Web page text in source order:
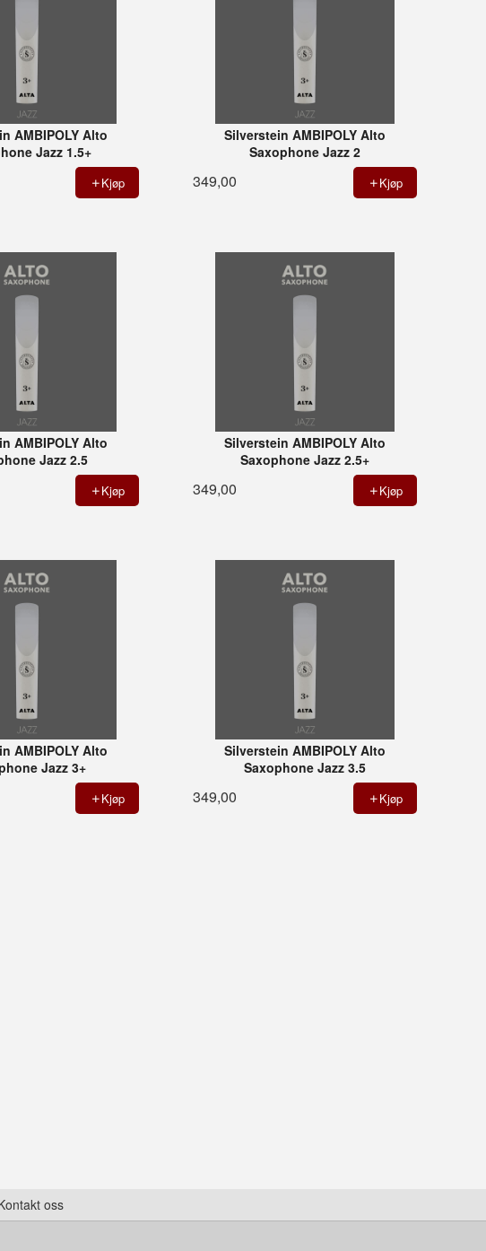
AMBIPOLY Alto
Jazz 1.5+
Kjøp
Silverstein AMBIPOLY Alto
Saxophone Jazz 2
349,00 Kjøp
AMBIPOLY Alto
Jazz 2.5
Kjøp
Silverstein AMBIPOLY Alto
Saxophone Jazz 2.5+
349,00 Kjøp
AMBIPOLY Alto
Jazz 3+
Kjøp
Silverstein AMBIPOLY Alto
Saxophone Jazz 3.5
349,00 Kjøp
oss